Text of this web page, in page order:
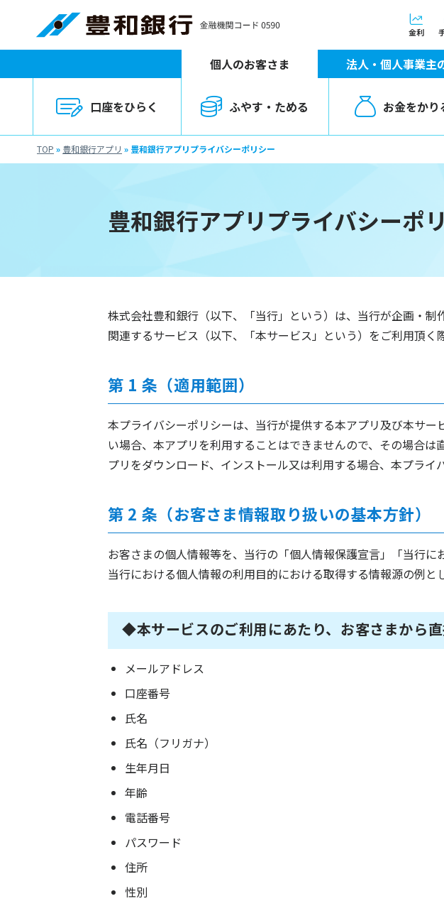
金利
個人のお客さま
法人・個人事業主
口座をひらく ふやす・ためる お金をかり
TOP » 豊和銀行アプリ » 豊和銀行アプリプライバシーポリシー
豊和銀行アプリプライバシーポ
株式会社豊和銀行（以下、「当行」という）は、当行が企画・
関連するサービス（以下、「本サービス」という）をご利用頂く
第 1 条（適用範囲）
本プライバシーポリシーは、当行が提供する本アプリ及び本サ
い場合、本アプリを利用することはできませんので、その場合
プリをダウンロード、インストール又は利用する場合、本プライ
第 2 条（お客さま情報取り扱いの基本方針）
お客さまの個人情報等を、当行の「個人情報保護宣言」「当行
当行における個人情報の利用目的における取得する情報源の例と
◆本サービスのご利用にあたり、お客さまから
メールアドレス
口座番号
氏名
氏名（フリガナ）
生年月日
年齢
電話番号
パスワード
住所
性別